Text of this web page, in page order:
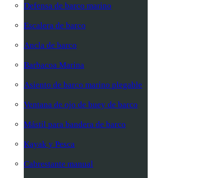
Defensa de barco marino
Escalera de barco
Ancla de barco
Barbacoa Marina
Asiento de barco marino plegable
Ventana de ojo de buey de barco
Mástil para bandera de barco
Kayak y Pesca
Cabrestante manual